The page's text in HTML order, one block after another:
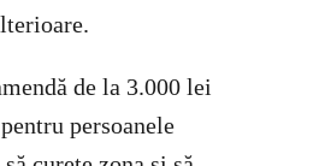
de la 3.000 lei
persoanele